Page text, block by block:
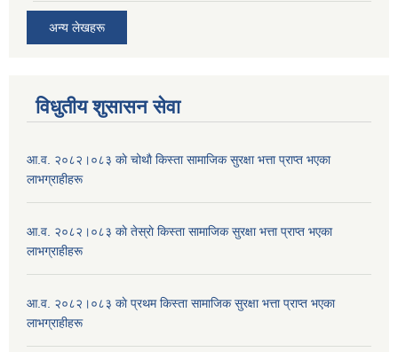
अन्य लेखहरू
विधुतीय शुसासन सेवा
आ.व. २०८२।०८३ काे चोथाै‌ किस्ता सामाजिक सुरक्षा भत्ता प्राप्त भएका
लाभग्राहीहरू
आ.व. २०८२।०८३ काे तेस्राे किस्ता सामाजिक सुरक्षा भत्ता प्राप्त भएका
लाभग्राहीहरू
आ.व. २०८२।०८३ काे प्रथम किस्ता सामाजिक सुरक्षा भत्ता प्राप्त भएका
लाभग्राहीहरू